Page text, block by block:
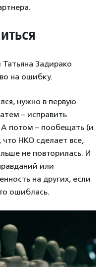
Татьяна Задирако
на ошибку.
нужно в первую
– исправить
потом – пообещать (и
НКО сделает все,
не повторилась. И
или
на других, если
ошиблась.